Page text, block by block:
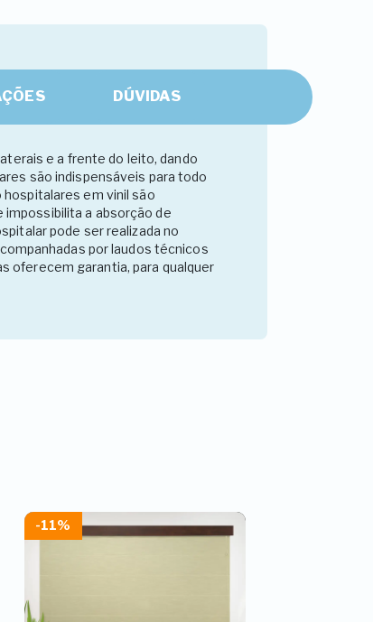
DÚVIDAS
e a frente do leito, dando
são indispensáveis para todo
hospitalares em vinil são
a absorção de
pode ser realizada no
por laudos técnicos
oferecem garantia, para qualquer
-11%